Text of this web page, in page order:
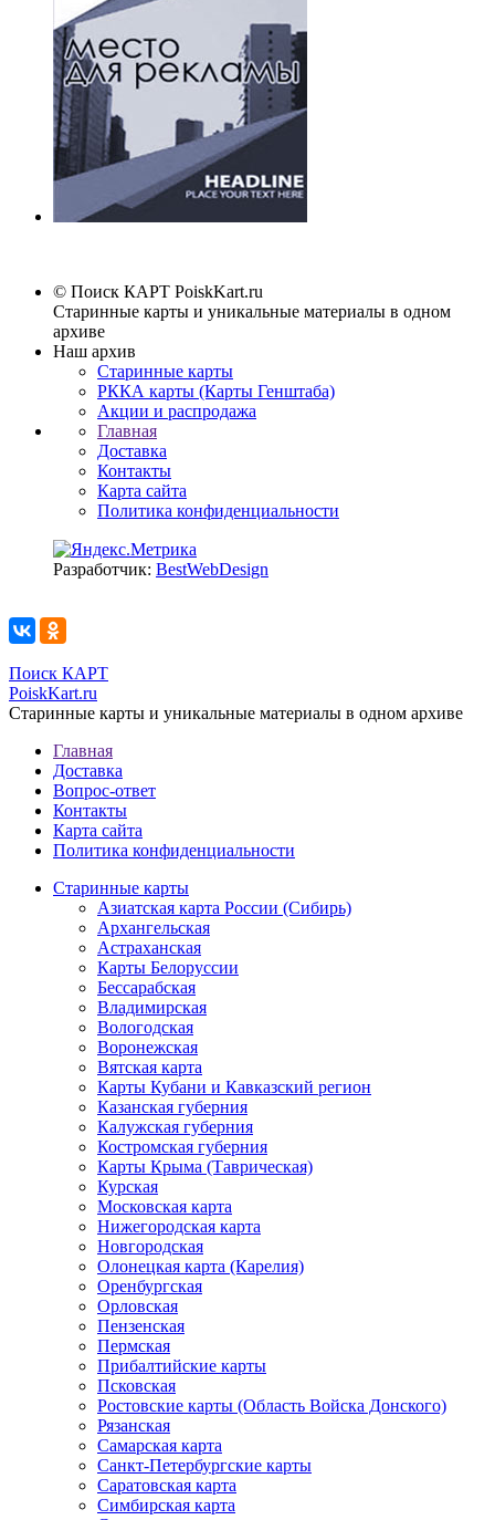
© Поиск КАРТ PoiskKart.ru
Старинные карты и уникальные материалы в одном
архиве
Наш архив
Старинные карты
РККА карты (Карты Генштаба)
Акции и распродажа
Главная
Доставка
Контакты
Карта сайта
Политика конфиденциальности
Разработчик: BestWebDesign
Поиск КАРТ
PoiskKart.ru
Старинные карты и уникальные материалы в одном архиве
Главная
Доставка
Вопрос-ответ
Контакты
Карта сайта
Политика конфиденциальности
Старинные карты
Азиатская карта России (Сибирь)
Архангельская
Астраханская
Карты Белоруссии
Бессарабская
Владимирская
Вологодская
Воронежская
Вятская карта
Карты Кубани и Кавказский регион
Казанская губерния
Калужская губерния
Костромская губерния
Карты Крыма (Таврическая)
Курская
Московская карта
Нижегородская карта
Новгородская
Олонецкая карта (Карелия)
Оренбургская
Орловская
Пензенская
Пермская
Прибалтийские карты
Псковская
Ростовские карты (Область Войска Донского)
Рязанская
Самарская карта
Санкт-Петербургские карты
Саратовская карта
Симбирская карта